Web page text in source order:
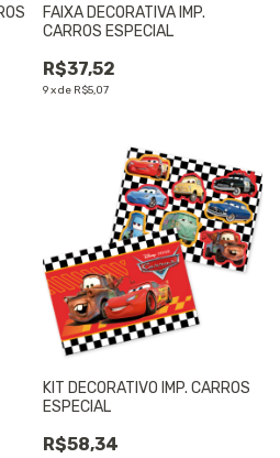
FAIXA DECORATIVA IMP.
CARROS ESPECIAL
R$37,52
9xde R$5,07
KIT DECORATIVO IMP. CARROS
ESPECIAL
R$58,34